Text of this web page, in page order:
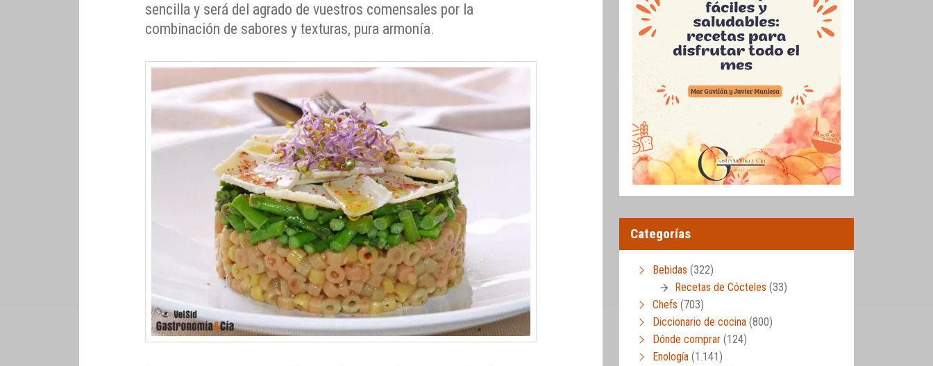
sencilla y será del agrado de vuestros comensales por la
combinación de sabores y texturas, pura armonía.
Categorías
Bebidas (322)
Recetas de Cócteles (33)
Chefs (703)
Diccionario de cocina (800)
Dónde comprar (124)
Enología (1.141)